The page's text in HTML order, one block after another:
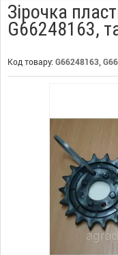
Зірочка
G66248163,
Код товару: G66248163,